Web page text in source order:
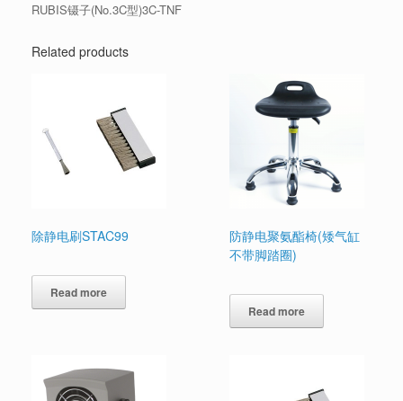
RUBIS镊子(No.3C型)3C-TNF
Related products
除静电刷STAC99
Read more
防静电聚氨酯椅(矮气缸
不带脚踏圈)
Read more